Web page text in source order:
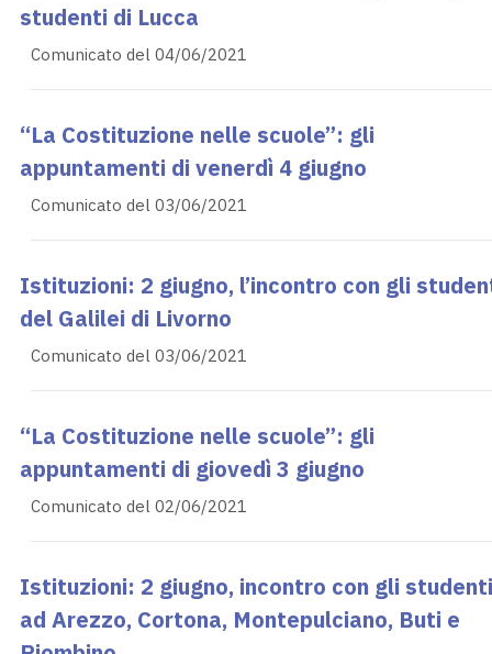
studenti di Lucca
Comunicato del 04/06/2021
“La Costituzione nelle scuole”: gli
appuntamenti di venerdì 4 giugno
Comunicato del 03/06/2021
Istituzioni: 2 giugno, l’incontro con gli
del Galilei di Livorno
Comunicato del 03/06/2021
“La Costituzione nelle scuole”: gli
appuntamenti di giovedì 3 giugno
Comunicato del 02/06/2021
Istituzioni: 2 giugno, incontro con gli studenti
ad Arezzo, Cortona, Montepulciano, Buti e